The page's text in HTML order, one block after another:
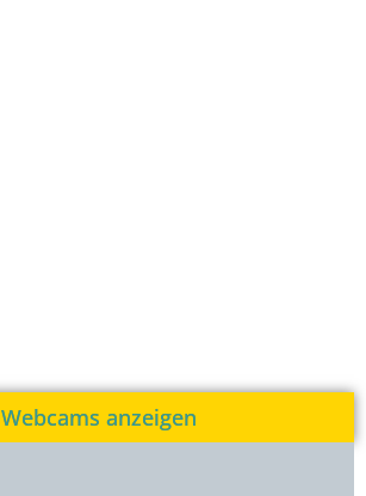
Webcams anzeigen